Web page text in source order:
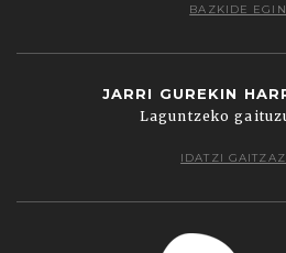
BAZKIDE EGIN
JARRI GUREKIN
Laguntzeko
IDATZI